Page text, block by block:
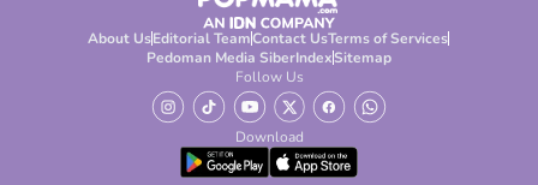
About UsEditorial TeamContact UsTerms of Services
Pedoman Media SiberIndexSitemap
Follow Us
Download